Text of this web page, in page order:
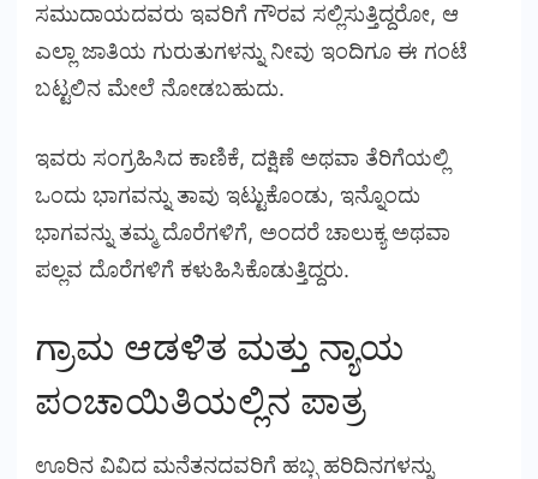
ಸಮುದಾಯದವರು ಇವರಿಗೆ ಗೌರವ ಸಲ್ಲಿಸುತ್ತಿದ್ದರೋ, ಆ
ಎಲ್ಲಾ ಜಾತಿಯ ಗುರುತುಗಳನ್ನು ನೀವು ಇಂದಿಗೂ ಈ ಗಂಟೆ
ಬಟ್ಟಲಿನ ಮೇಲೆ ನೋಡಬಹುದು.
ಇವರು ಸಂಗ್ರಹಿಸಿದ ಕಾಣಿಕೆ, ದಕ್ಷಿಣೆ ಅಥವಾ ತೆರಿಗೆಯಲ್ಲಿ
ಒಂದು ಭಾಗವನ್ನು ತಾವು ಇಟ್ಟುಕೊಂಡು, ಇನ್ನೊಂದು
ಭಾಗವನ್ನು ತಮ್ಮ ದೊರೆಗಳಿಗೆ, ಅಂದರೆ ಚಾಲುಕ್ಯ ಅಥವಾ
ಪಲ್ಲವ ದೊರೆಗಳಿಗೆ ಕಳುಹಿಸಿಕೊಡುತ್ತಿದ್ದರು.
ಗ್ರಾಮ ಆಡಳಿತ ಮತ್ತು ನ್ಯಾಯ
ಪಂಚಾಯಿತಿಯಲ್ಲಿನ ಪಾತ್ರ
ಊರಿನ ವಿವಿದ ಮನೆತನದವರಿಗೆ ಹಬ್ಬ ಹರಿದಿನಗಳನ್ನು